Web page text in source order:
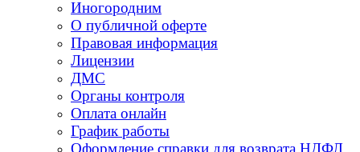
Иногородним
О публичной оферте
Правовая информация
Лицензии
ДМС
Органы контроля
Оплата онлайн
График работы
Оформление справки для возврата НДФЛ